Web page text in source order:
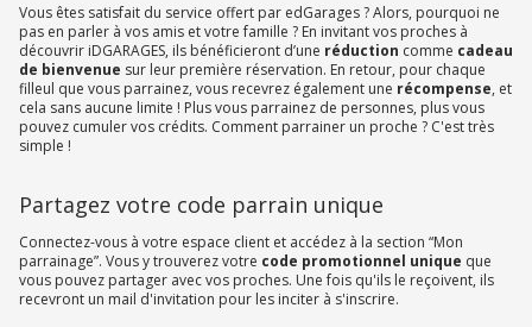
Vous êtes satisfait du service offert par edGarages ? Alors, pourquoi ne
pas en parler à vos amis et votre famille ? En invitant vos proches à
découvrir iDGARAGES, ils bénéficieront d’une réduction comme cadeau
de bienvenue sur leur première réservation. En retour, pour chaque
filleul que vous parrainez, vous recevrez également une récompense, et
cela sans aucune limite ! Plus vous parrainez de personnes, plus vous
pouvez cumuler vos crédits. Comment parrainer un proche ? C'est très
simple !
Partagez votre code parrain unique
Connectez-vous à votre espace client et accédez à la section “Mon
parrainage”. Vous y trouverez votre code promotionnel unique que
vous pouvez partager avec vos proches. Une fois qu'ils le reçoivent, ils
recevront un mail d'invitation pour les inciter à s'inscrire.